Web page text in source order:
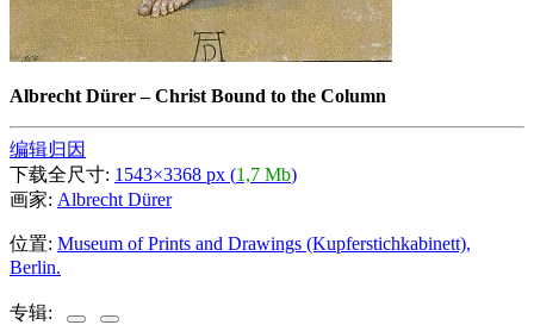
Albrecht Dürer–Christ Bound to the Column
编辑归因
下载全尺寸: 1543×3368 px (1,7 Mb)
画家: Albrecht Dürer
位置: Museum of Prints and Drawings (Kupferstichkabinett),
Berlin.
专辑: